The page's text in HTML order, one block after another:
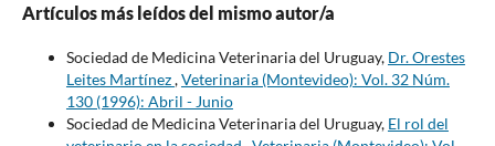
Artículos más leídos del mismo autor/a
Sociedad de Medicina Veterinaria del Uruguay, Dr. Orestes
Leites Martínez,Veterinaria (Montevideo): Vol. 32 Núm.
130 (1996): Abril - Junio
Sociedad de Medicina Veterinaria del Uruguay, El rol del